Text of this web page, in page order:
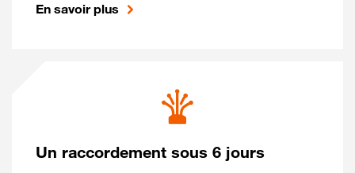
En savoir plus
Un raccordement sous 6 jours